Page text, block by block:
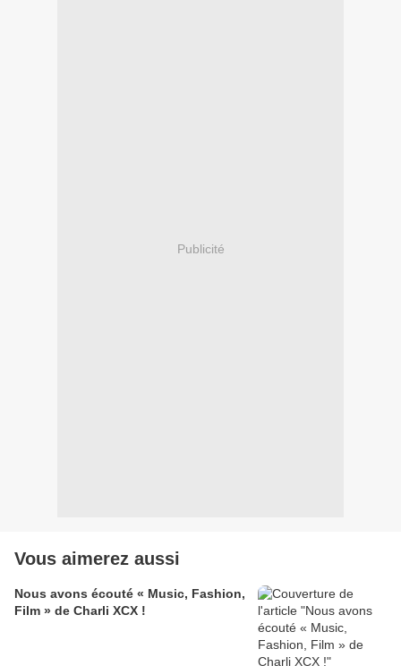
Publicité
Vous aimerez aussi
Nous avons écouté « Music, Fashion,
Film » de Charli XCX !